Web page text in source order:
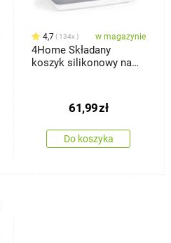
4,7 134x w magazynie
4Home Składany
koszyk silikonowy na
61,99zł
Do koszyka